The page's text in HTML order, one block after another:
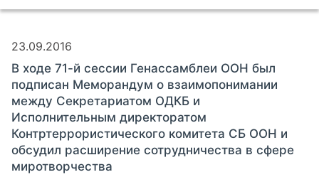
23.09.2016
В ходе 71-й сессии Генассамблеи ООН был
подписан Меморандум о взаимопонимании
между Секретариатом ОДКБ и
Исполнительным директоратом
Контртеррористического комитета СБ ООН и
обсудил расширение сотрудничества в сфере
миротворчества